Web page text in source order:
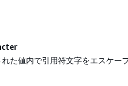
た値内で引用符文字をエスケー